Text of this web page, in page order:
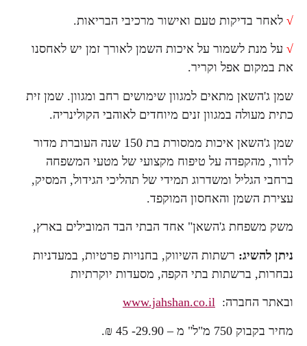
√ לאחר בדיקות טעם ואישור מרכיבי הבריאות.
√ על מנת לשמור על איכות השמן לאורך זמן יש לאחסנו
את במקום אפל וקריר.
שמן ג'השאן מתאים למגוון שימושים רחב ומגוון. שמן זית
כתית מעולה במגוון זנים מיוחדים לאוהבי הקולינריה.
שמן ג'השאן איכות ממסורת בת 150 שנה העוברת מדור
לדור, מהקפדה על טיפוח מקצועי של מטעי המשפחה
ברחבי הגליל ומשדרוג תמידי של תהליכי הגידול, המסיק,
עצירת השמן והאחסון המוקפד.
משק משפחת ג'השאן" אחד הבתי הבד המובילים בארץ,
ניתן להשיג: רשתות השיווק, בחנויות פרטיות, במעדניות
נבחרות, ברשתות בתי הקפה, מסעדות יוקרתיות
ובאתר החברה: www.jahshan.co.il
מחיר בקבוק 750 מ"ל" מ – 29.90- 45 ₪.